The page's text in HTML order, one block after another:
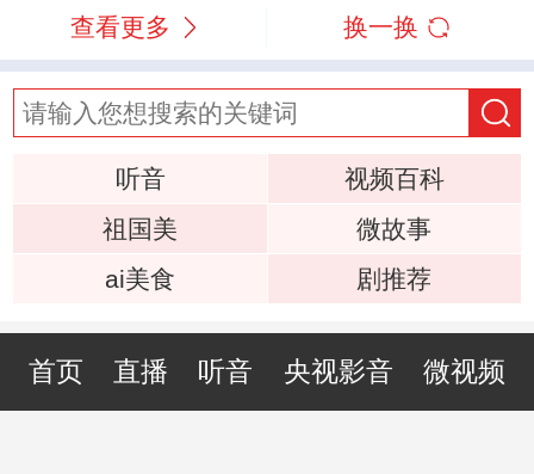
查看更多 换一换
听音
视频百科
祖国美
微故事
ai美食
剧推荐
首页 直播 听音 央视影音 微视频